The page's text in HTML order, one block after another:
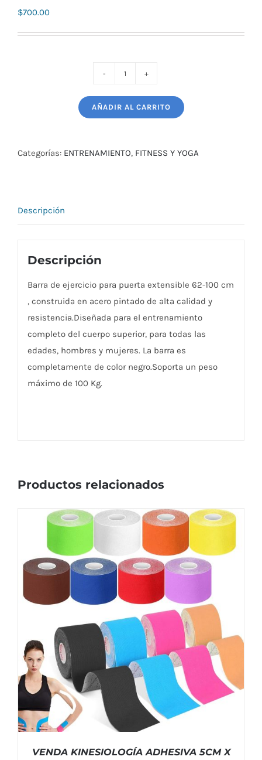
$700.00
DE
EJERCICIO
AÑADIR AL CARRITO
Categorías: ENTRENAMIENTO, FITNESS Y YOGA
Descripción
Descripción
Barra de ejercicio para puerta extensible 62-100 cm
, construida en acero pintado de alta calidad y
resistencia.Diseñada para el entrenamiento
completo del cuerpo superior, para todas las
edades, hombres y mujeres. La barra es
completamente de color negro.Soporta un peso
máximo de 100 Kg.
Productos relacionados
VENDA KINESIOLOGÍA ADHESIVA 5CM X